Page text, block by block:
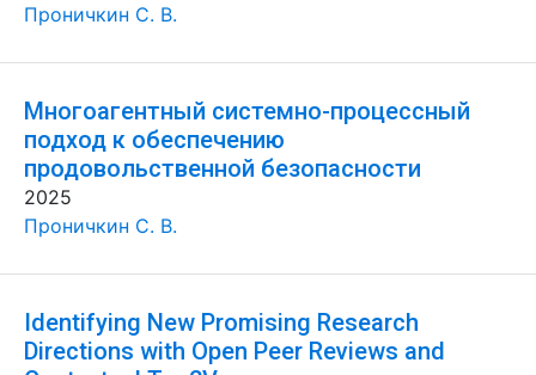
Проничкин С. В.
Многоагентный системно-процессный
подход к обеспечению
продовольственной безопасности
2025
Проничкин С. В.
Identifying New Promising Research
Directions with Open Peer Reviews and